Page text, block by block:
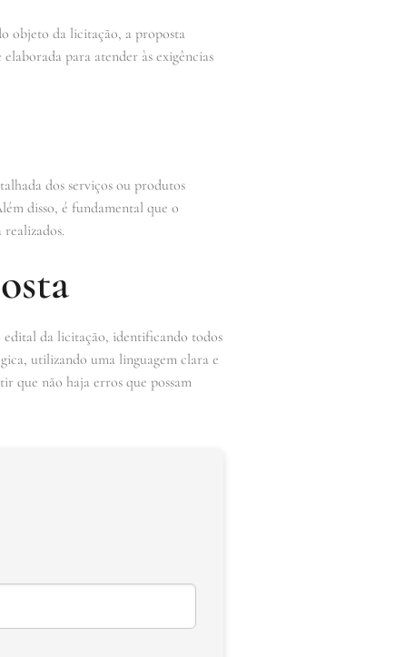
objeto da licitação, a proposta
para atender às exigências
dos serviços ou produtos
disso, é fundamental que o
da licitação, identificando todos
utilizando uma linguagem clara e
que não haja erros que possam